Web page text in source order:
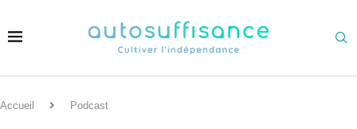
Accueil Podcast